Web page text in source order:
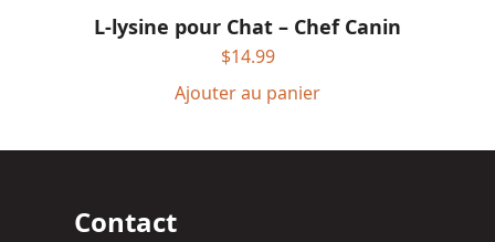
L-lysine pour Chat – Chef Canin
$14.99
Ajouter au panier
Contact